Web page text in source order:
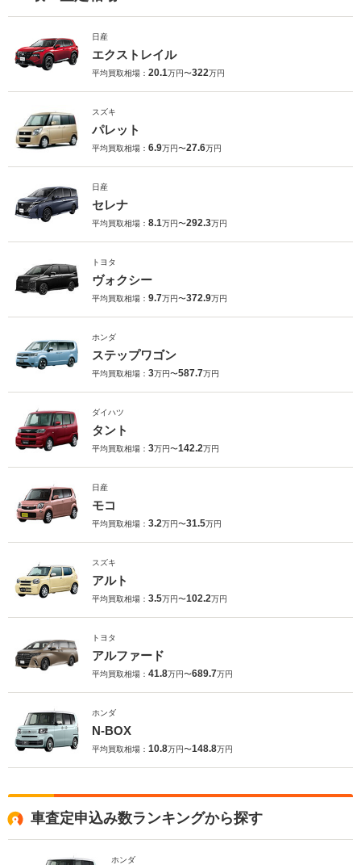
日産
エクストレイル
平均買取相場： 20.1万円〜322万円
スズキ
パレット
平均買取相場： 6.9万円〜27.6万円
日産
セレナ
平均買取相場： 8.1万円〜292.3万円
トヨタ
ヴォクシー
平均買取相場： 9.7万円〜372.9万円
ホンダ
ステップワゴン
平均買取相場： 3万円〜587.7万円
ダイハツ
タント
平均買取相場： 3万円〜142.2万円
日産
モコ
平均買取相場： 3.2万円〜31.5万円
スズキ
アルト
平均買取相場： 3.5万円〜102.2万円
トヨタ
アルファード
平均買取相場： 41.8万円〜689.7万円
ホンダ
N-BOX
平均買取相場： 10.8万円〜148.8万円
車査定申込み数ランキングから探す
ホンダ